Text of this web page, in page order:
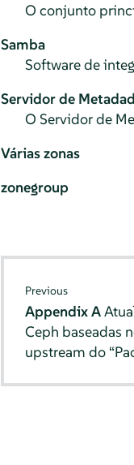
O conjunto
Samba
Software de
Servidor de
O Servidor de
Várias zonas
zonegroup
Previous
Appendix A
Ceph baseadas
upstream do